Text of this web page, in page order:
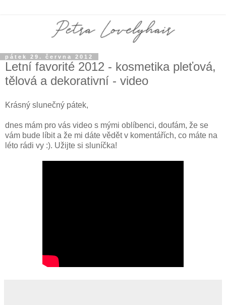
pátek 29. června 2012
Letní favorité 2012 - kosmetika pleťová,
tělová a dekorativní - video
Krásný slunečný pátek,
dnes mám pro vás video s mými oblíbenci, doufám, že se
vám bude líbit a že mi dáte vědět v komentářích, co máte na
léto rádi vy :). Užijte si sluníčka!